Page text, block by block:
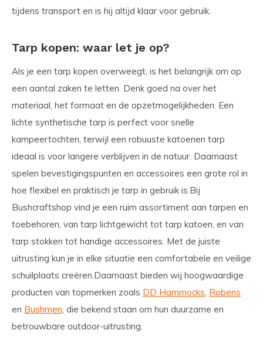
tijdens transport en is hij altijd klaar voor gebruik.
Tarp kopen: waar let je op?
Als je een tarp kopen overweegt, is het belangrijk om op
een aantal zaken te letten. Denk goed na over het
materiaal, het formaat en de opzetmogelijkheden. Een
lichte synthetische tarp is perfect voor snelle
kampeertochten, terwijl een robuuste katoenen tarp
ideaal is voor langere verblijven in de natuur. Daarnaast
spelen bevestigingspunten en accessoires een grote rol in
hoe flexibel en praktisch je tarp in gebruik is.Bij
Bushcraftshop vind je een ruim assortiment aan tarpen en
toebehoren, van tarp lichtgewicht tot tarp katoen, en van
tarp stokken tot handige accessoires. Met de juiste
uitrusting kun je in elke situatie een comfortabele en veilige
schuilplaats creëren.Daarnaast bieden wij hoogwaardige
producten van topmerken zoals DD Hammocks, Robens
en Bushmen, die bekend staan om hun duurzame en
betrouwbare outdoor-uitrusting.